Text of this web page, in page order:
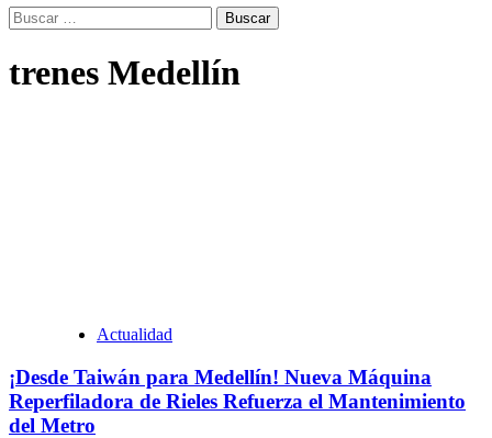
Buscar:
trenes Medellín
Actualidad
¡Desde Taiwán para Medellín! Nueva Máquina
Reperfiladora de Rieles Refuerza el Mantenimiento
del Metro